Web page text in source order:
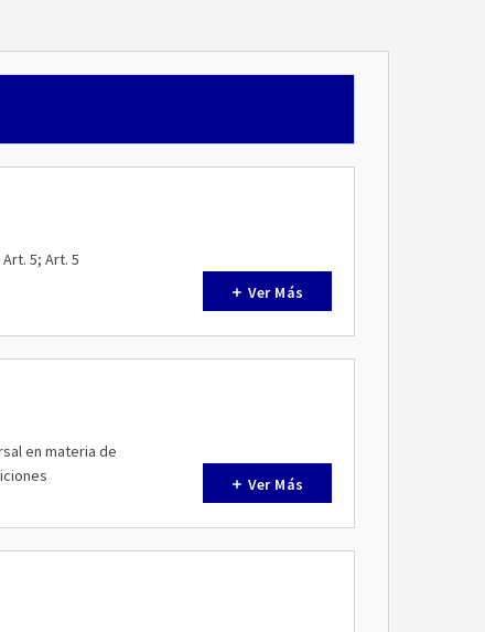
5; Art. 5
Ver Más
en materia de
Ver Más